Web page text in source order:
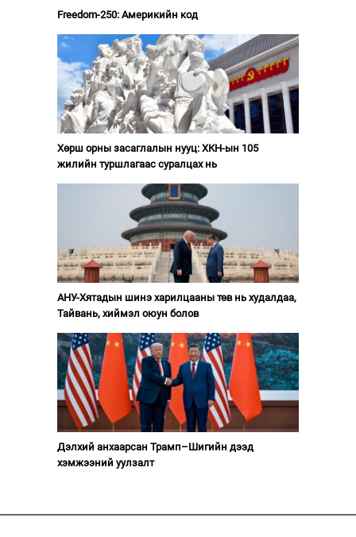
Freedom-250: Америкийн код
Хөрш орны засаглалын нууц: ХКН-ын 105
жилийн туршлагаас суралцах нь
АНУ-Хятадын шинэ харилцааны төв нь худалдаа,
Тайвань, хиймэл оюун болов
Дэлхий анхаарсан Трамп–Шигийн дээд
хэмжээний уулзалт